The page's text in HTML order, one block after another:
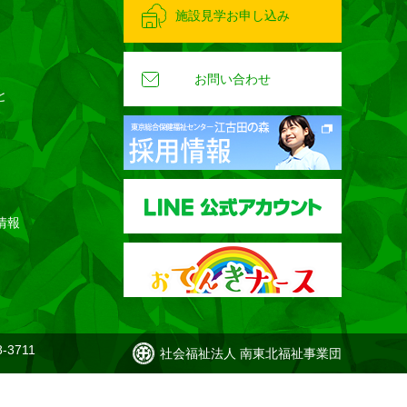
報
施設見学お申し込み
お問い合わせ
3711 社会福祉法人 南東北福祉事業団